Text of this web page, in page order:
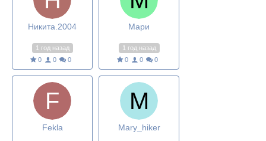
Никита.2004
1 год назад
0
0 0
Мари
1 год назад
0
0 0
Fekla Mary_hiker